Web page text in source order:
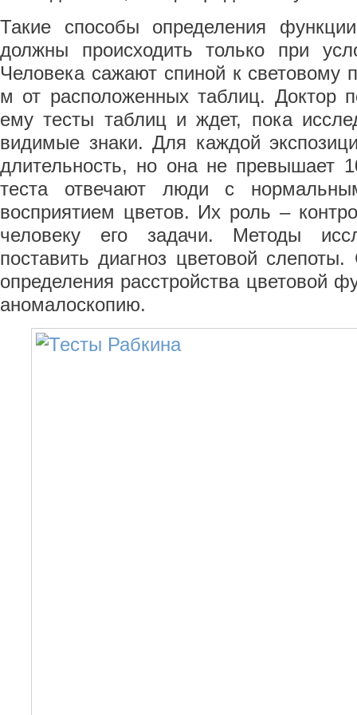
Такие способы определения
должны происходить только при
Человека сажают спиной к световому
м от расположенных таблиц. Доктор
ему тесты таблиц и ждет, пока
видимые знаки. Для каждой
длительность, но она не превышает
теста отвечают люди с
восприятием цветов. Их роль –
человеку его задачи. Методы
поставить диагноз цветовой
определения расстройства цветовой
аномалоскопию.